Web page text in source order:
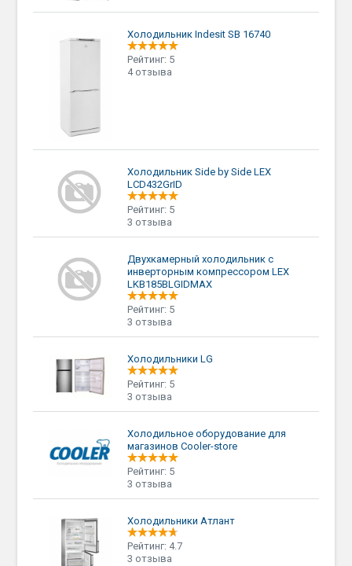
Холодильник Indesit SB 16740
Рейтинг: 5
4 отзыва
Холодильник Side by Side LEX
LCD432GrID
Рейтинг: 5
3 отзыва
Двухкамерный холодильник с
инверторным компрессором LEX
LKB185BLGIDMAX
Рейтинг: 5
3 отзыва
Холодильники LG
Рейтинг: 5
3 отзыва
Холодильное оборудование для
магазинов Cooler-store
Рейтинг: 5
3 отзыва
Холодильники Атлант
Рейтинг: 4.7
3 отзыва